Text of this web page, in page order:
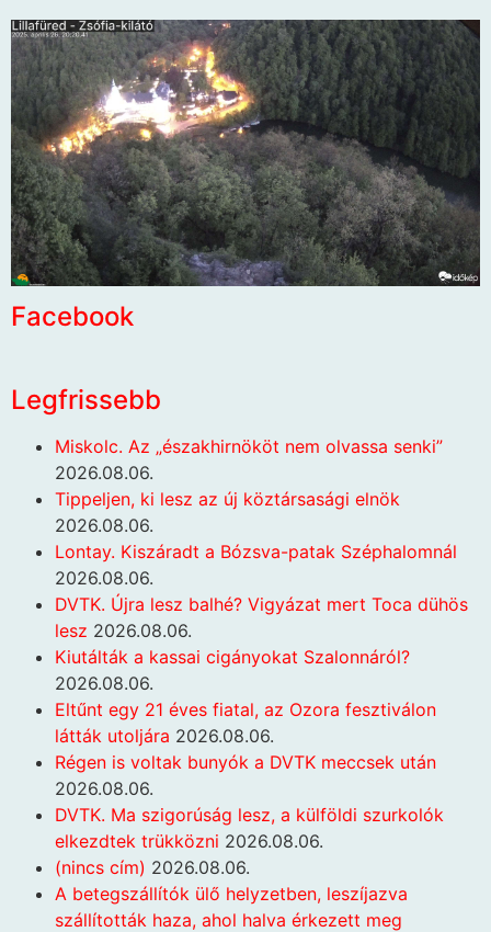
Facebook
Legfrissebb
Miskolc. Az „északhirnököt nem olvassa senki”
2026.08.06.
Tippeljen, ki lesz az új köztársasági elnök
2026.08.06.
Lontay. Kiszáradt a Bózsva-patak Széphalomnál
2026.08.06.
DVTK. Újra lesz balhé? Vigyázat mert Toca dühös
lesz 2026.08.06.
Kiutálták a kassai cigányokat Szalonnáról?
2026.08.06.
Eltűnt egy 21 éves fiatal, az Ozora fesztiválon
látták utoljára 2026.08.06.
Régen is voltak bunyók a DVTK meccsek után
2026.08.06.
DVTK. Ma szigorúság lesz, a külföldi szurkolók
elkezdtek trükközni 2026.08.06.
(nincs cím) 2026.08.06.
A betegszállítók ülő helyzetben, leszíjazva
szállították haza, ahol halva érkezett meg